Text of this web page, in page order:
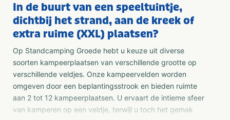
In de buurt van een speeltuintje,
dichtbij het strand, aan de kreek of
extra ruime (XXL) plaatsen?
Op Standcamping Groede hebt u keuze uit diverse
soorten kampeerplaatsen van verschillende grootte op
verschillende veldjes. Onze kampeervelden worden
omgeven door een beplantingsstrook en bieden ruimte
aan 2 tot 12 kampeerplaatsen. U ervaart de intieme sfeer
van kamperen op een veldje, terwijl u toch het gemak